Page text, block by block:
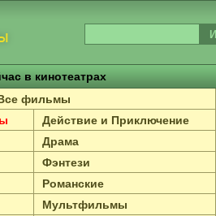
в кинотеатрах
фильмы
Действие и Приключение
Драма
Фэнтези
Романские
Мультфильмы